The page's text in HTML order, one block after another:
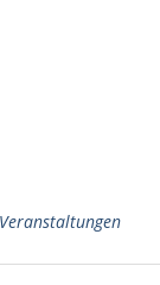
Veranstaltungen